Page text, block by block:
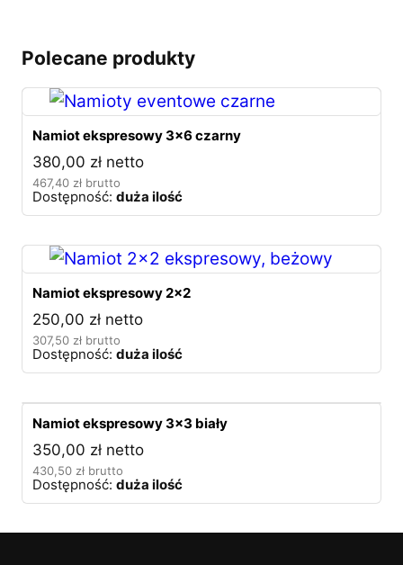
Polecane produkty
Namiot ekspresowy 3×6 czarny
380,00 zł netto
467,40 zł brutto
Dostępność: duża ilość
Namiot ekspresowy 2×2
250,00 zł netto
307,50 zł brutto
Dostępność: duża ilość
Namiot ekspresowy 3×3 biały
350,00 zł netto
430,50 zł brutto
Dostępność: duża ilość